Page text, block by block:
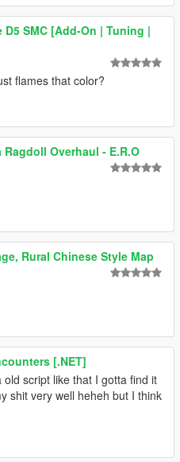
D5 SMC [Add-On | Tuning |
flames that color?
Ragdoll Overhaul - E.R.O
Rural Chinese Style Map
[.NET]
old script like that I gotta find it
shit very well heheh but I think